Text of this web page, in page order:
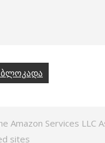
ბლოკადა
Amazon Services
sites